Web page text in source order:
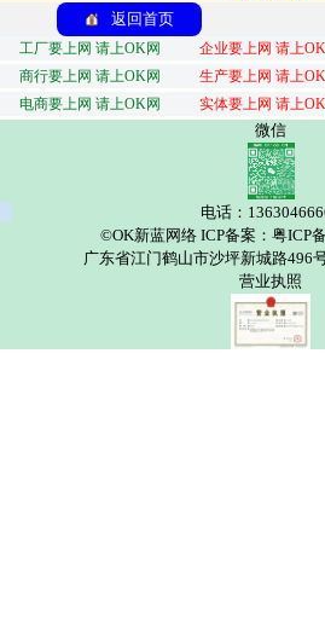
返回首页
工厂要上网 请上OK网 企业要上网 请上
商行要上网 请上OK网
生产要上网 请上
电商要上网 请上OK网
实体要上网 请上
微信
电话：
©OK新蓝网络 ICP备案：粤ICP
广东省江门鹤山市沙坪新城路496
营业执照